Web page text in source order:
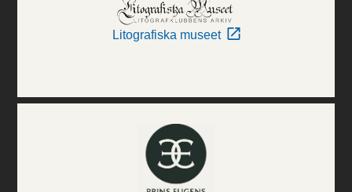
Litografiska museet